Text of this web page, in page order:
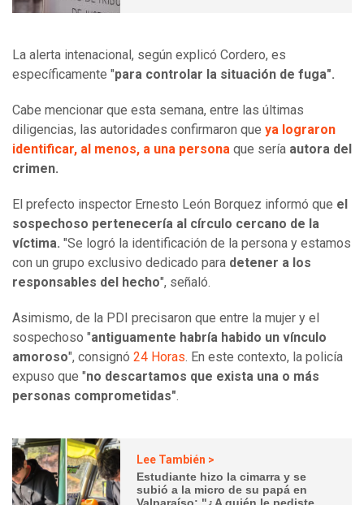
La alerta intenacional, según explicó Cordero, es
específicamente "para controlar la situación de fuga".
Cabe mencionar que esta semana, entre las últimas
diligencias, las autoridades confirmaron que ya lograron
identificar, al menos, a una persona que sería autora del
crimen.
El prefecto inspector Ernesto León Borquez informó que el
sospechoso pertenecería al círculo cercano de la
víctima. "Se logró la identificación de la persona y estamos
con un grupo exclusivo dedicado para detener a los
responsables del hecho", señaló.
Asimismo, de la PDI precisaron que entre la mujer y el
sospechoso "antiguamente habría habido un vínculo
amoroso", consignó 24 Horas. En este contexto, la policía
expuso que "no descartamos que exista una o más
personas comprometidas".
Lee También >
Estudiante hizo la cimarra y se
subió a la micro de su papá en
Valparaíso: "¿A quién le pediste